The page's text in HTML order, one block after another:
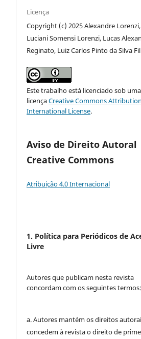
Licença
Copyright (c) 2025 Alexandre Lorenzi,
Luciani Somensi Lorenzi, Lucas
Reginato, Luiz Carlos Pinto da Silva
Este trabalho está licenciado sob uma
licençaCreative Commons
International License.
Aviso de Direito Autoral
Creative Commons
Atribuição 4.0 Internacional
1. Política para Periódicos de
Livre
Autores que publicam nesta revista
concordam com os seguintes termos:
a. Autores mantém os direitos
concedem à revista o direito de